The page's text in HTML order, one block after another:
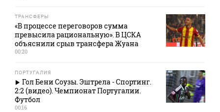
ТРАНСФЕРЫ
«В процессе переговоров сумма
превысила рациональную». В ЦСКА
объяснили срыв трансфера Жуана
00:20
ПОРТУГАЛИЯ
Гол Бени Соузы. Эштрела - Спортинг.
2:2 (видео). Чемпионат Португалии.
Футбол
00:16